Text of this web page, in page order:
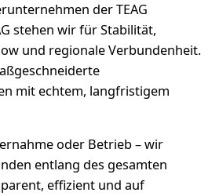
der TEAG
stehen wir für Stabilität,
und regionale Verbundenheit.
mit echtem, langfristigem
oder Betrieb – wir
entlang des gesamten
effizient und auf